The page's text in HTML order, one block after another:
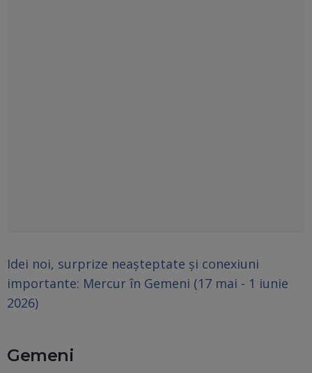
Idei noi, surprize neașteptate și conexiuni
importante: Mercur în Gemeni (17 mai - 1 iunie
2026)
Gemeni